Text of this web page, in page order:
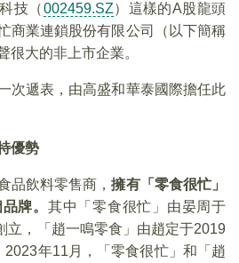
技（002459.SZ）這樣的A股龍頭
商業連鎖股份有限公司（以下簡稱
很大的非上市企業。
次遞表，由高盛和華泰國際擔任此
優勢
品飲料零售商，擁有「零食很忙」
牌。 其中「零食很忙」由晏周于
立，「趙一鳴零食」由趙定于2019
年11月，「零食很忙」和「趙